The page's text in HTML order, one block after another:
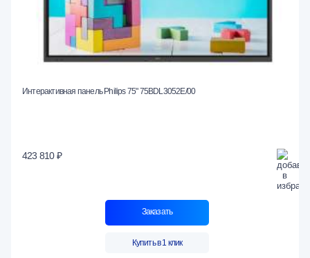
Интерактивная панель Philips 75" 75BDL3052E/00
423 810 ₽
Заказать
Купить в 1 клик